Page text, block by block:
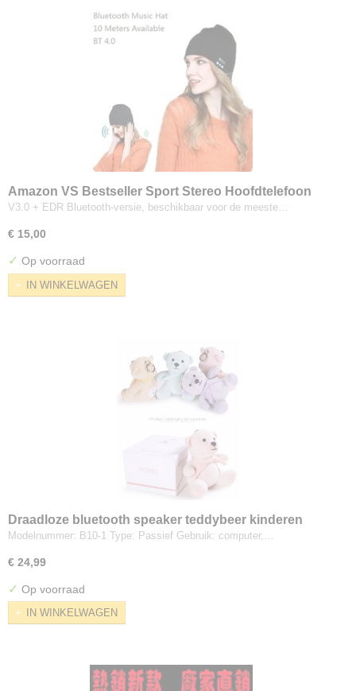
Amazon VS Bestseller Sport Stereo Hoofdtelefoon
Draadloze Mic Handsfree Winter Buiten Zachte Warme
V3.0 + EDR Bluetooth-versie, beschikbaar voor de meeste…
€ 15,00
✓ Op voorraad
IN WINKELWAGEN
Draadloze bluetooth speaker teddybeer kinderen
verjaardagscadeau sinterklaas kerstcadeau draagbare
Modelnummer: B10-1 Type: Passief Gebruik: computer,…
€ 24,99
✓ Op voorraad
IN WINKELWAGEN